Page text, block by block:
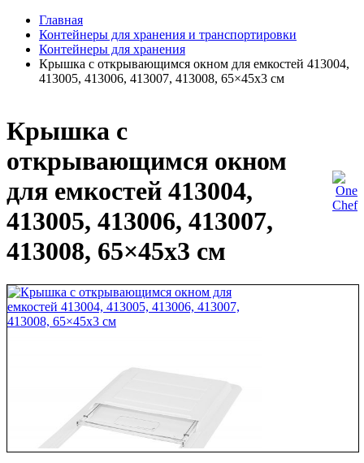
Главная
Контейнеры для хранения и транспортировки
Контейнеры для хранения
Крышка с открывающимся окном для емкостей 413004,
413005, 413006, 413007, 413008, 65×45х3 см
Крышка с
открывающимся окном
для емкостей 413004,
413005, 413006, 413007,
413008, 65×45х3 см